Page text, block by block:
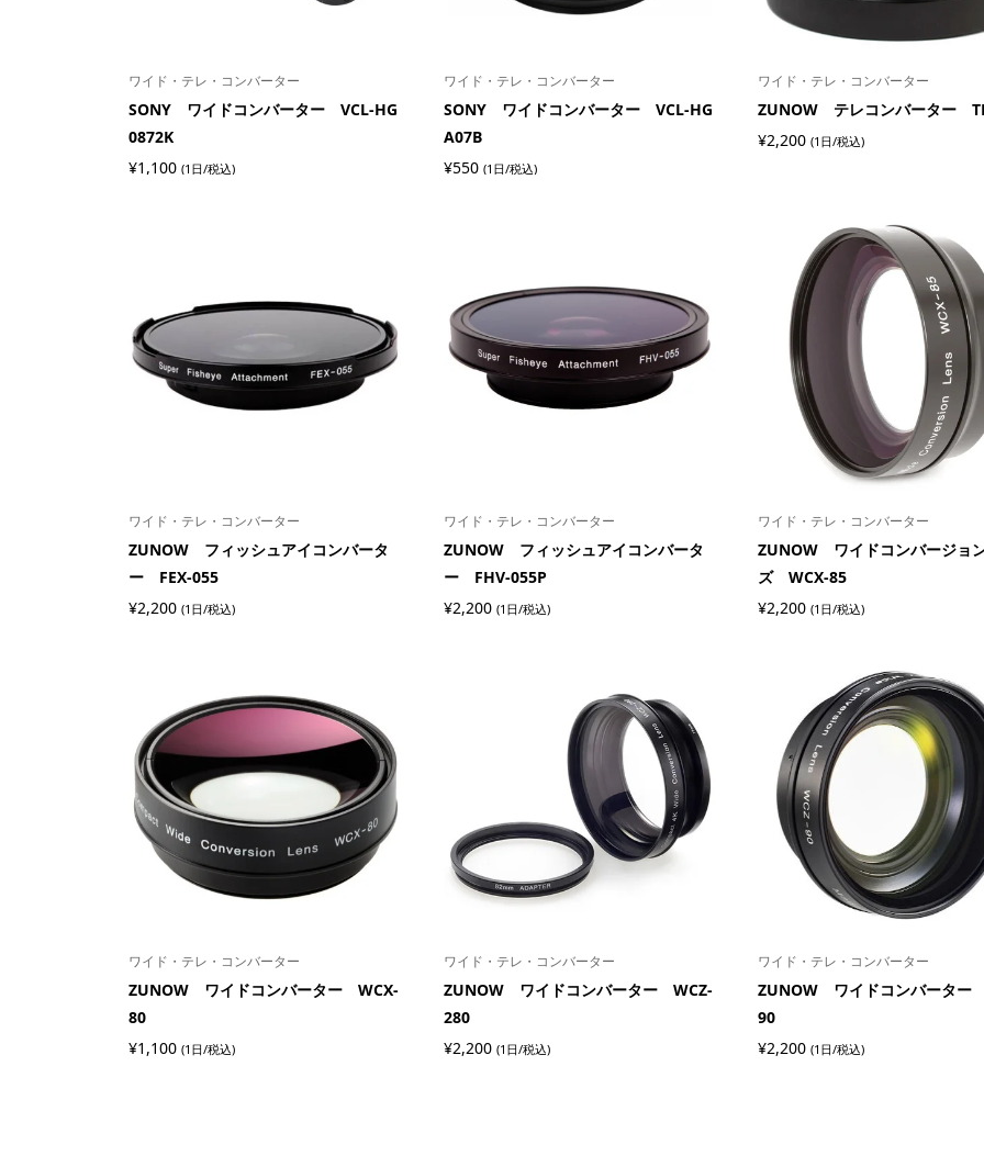
ワイド・テレ・コンバーター
SONY ワイドコンバーター VCL-HG
0872K
¥1,100 (1日/税込)
ワイド・テレ・コンバーター
SONY ワイドコンバーター VCL-HG
A07B
¥550 (1日/税込)
ワイド・テレ・コンバーター
ZUNOW テレコンバーター
¥2,200 (1日/税込)
ワイド・テレ・コンバーター
ZUNOW フィッシュアイコンバータ
ー FEX-055
¥2,200 (1日/税込)
ワイド・テレ・コンバーター
ZUNOW フィッシュアイコンバータ
ー FHV-055P
¥2,200 (1日/税込)
ワイド・テレ・コンバーター
ZUNOW ワイドコンバージョ
ズ WCX-85
¥2,200 (1日/税込)
ワイド・テレ・コンバーター
ZUNOW ワイドコンバーター WCX-
80
¥1,100 (1日/税込)
ワイド・テレ・コンバーター
ZUNOW ワイドコンバーター WCZ-
280
¥2,200 (1日/税込)
ワイド・テレ・コンバーター
ZUNOW ワイドコンバーター
90
¥2,200 (1日/税込)